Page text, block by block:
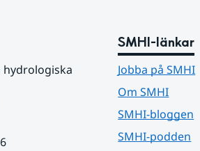
hydrologiska
SMHI-länkar
Jobba på SMHI
Om SMHI
SMHI-bloggen
SMHI-podden